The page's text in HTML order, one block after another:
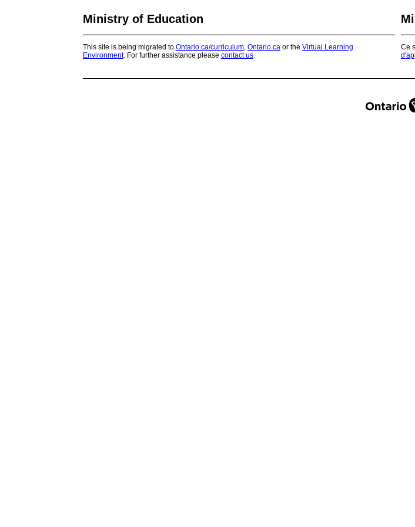
Ministry of Education
This site is being migrated to Ontario.ca/curriculum, Ontario.ca or the Virtual Learning
Environment. For further assistance please contact us.
Ce